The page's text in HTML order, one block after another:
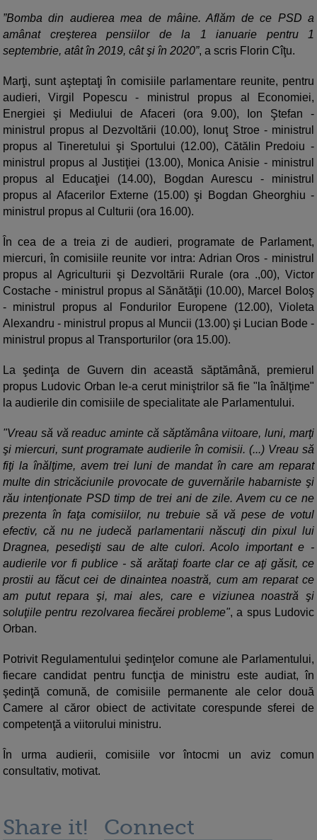
”Bomba din audierea mea de mâine. Aflăm de ce PSD a
amânat creşterea pensiilor de la 1 ianuarie pentru 1
septembrie, atât în 2019, cât şi în 2020”, a scris Florin Cîţu.
Marţi, sunt aşteptaţi în comisiile parlamentare reunite, pentru
audieri, Virgil Popescu - ministrul propus al Economiei,
Energiei şi Mediului de Afaceri (ora 9.00), Ion Ştefan -
ministrul propus al Dezvoltării (10.00), Ionuţ Stroe - ministrul
propus al Tineretului şi Sportului (12.00), Cătălin Predoiu -
ministrul propus al Justiţiei (13.00), Monica Anisie - ministrul
propus al Educaţiei (14.00), Bogdan Aurescu - ministrul
propus al Afacerilor Externe (15.00) şi Bogdan Gheorghiu -
ministrul propus al Culturii (ora 16.00).
În cea de a treia zi de audieri, programate de Parlament,
miercuri, în comisiile reunite vor intra: Adrian Oros - ministrul
propus al Agriculturii şi Dezvoltării Rurale (ora .,00), Victor
Costache - ministrul propus al Sănătăţii (10.00), Marcel Boloş
- ministrul propus al Fondurilor Europene (12.00), Violeta
Alexandru - ministrul propus al Muncii (13.00) şi Lucian Bode -
ministrul propus al Transporturilor (ora 15.00).
La şedinţa de Guvern din această săptămână, premierul
propus Ludovic Orban le-a cerut miniştrilor să fie "la înălţime"
la audierile din comisiile de specialitate ale Parlamentului.
"Vreau să vă readuc aminte că săptămâna viitoare, luni, marţi
şi miercuri, sunt programate audierile în comisii. (...) Vreau să
fiţi la înălţime, avem trei luni de mandat în care am reparat
multe din stricăciunile provocate de guvernările habarniste şi
rău intenţionate PSD timp de trei ani de zile. Avem cu ce ne
prezenta în faţa comisiilor, nu trebuie să vă pese de votul
efectiv, că nu ne judecă parlamentarii născuţi din pixul lui
Dragnea, pesedişti sau de alte culori. Acolo important e -
audierile vor fi publice - să arătaţi foarte clar ce aţi găsit, ce
prostii au făcut cei de dinaintea noastră, cum am reparat ce
am putut repara şi, mai ales, care e viziunea noastră şi
soluţiile pentru rezolvarea fiecărei probleme", a spus Ludovic
Orban.
Potrivit Regulamentului şedinţelor comune ale Parlamentului,
fiecare candidat pentru funcţia de ministru este audiat, în
şedinţă comună, de comisiile permanente ale celor două
Camere al căror obiect de activitate corespunde sferei de
competenţă a viitorului ministru.
În urma audierii, comisiile vor întocmi un aviz comun
consultativ, motivat.
Share it! Connect